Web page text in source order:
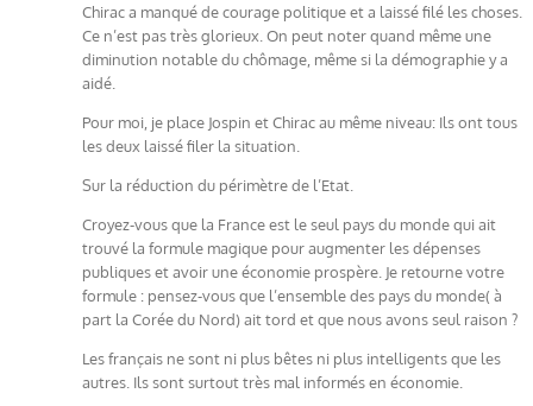
Chirac a manqué de courage politique et a laissé filé les choses.
Ce n’est pas très glorieux. On peut noter quand même une
diminution notable du chômage, même si la démographie y a
aidé.
Pour moi, je place Jospin et Chirac au même niveau: Ils ont tous
les deux laissé filer la situation.
Sur la réduction du périmètre de l’Etat.
Croyez-vous que la France est le seul pays du monde qui ait
trouvé la formule magique pour augmenter les dépenses
publiques et avoir une économie prospère. Je retourne votre
formule : pensez-vous que l’ensemble des pays du monde( à
part la Corée du Nord) ait tord et que nous avons seul raison ?
Les français ne sont ni plus bêtes ni plus intelligents que les
autres. Ils sont surtout très mal informés en économie.